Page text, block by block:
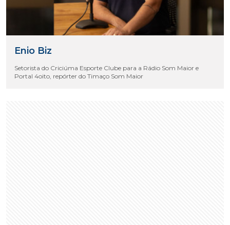
Enio Biz
Setorista do Criciúma Esporte Clube para a Rádio Som Maior e
Portal 4oito, repórter do Timaço Som Maior